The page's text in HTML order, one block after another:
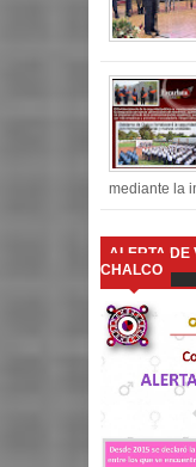
mediante la
ALERTA DE
CHALCO